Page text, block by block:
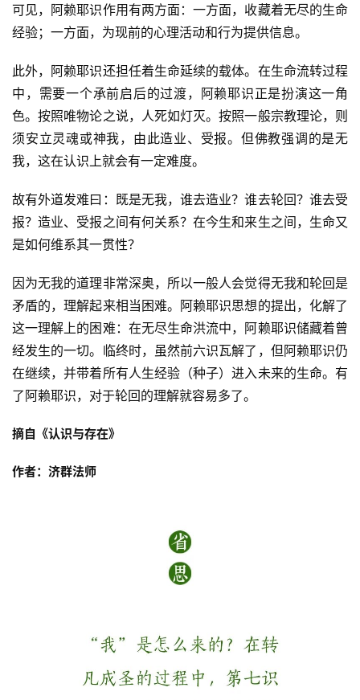
讯
八
僧
音
高
僧
访
谈
心
乐
菩
可见，阿赖耶识作用有两方面：一方面，收藏着无尽的生命
经验；一方面，为现前的心理活动和行为提供信息。
此外，阿赖耶识还担任着生命延续的载体。在生命流转过程
中，需要一个承前启后的过渡，阿赖耶识正是扮演这一角
色。按照唯物论之说，人死如灯灭。按照一般宗教理论，则
须安立灵魂或神我，由此造业、受报。但佛教强调的是无
我，这在认识上就会有一定难度。
故有外道发难曰：既是无我，谁去造业？谁去轮回？谁去受
报？造业、受报之间有何关系？在今生和来生之间，生命又
是如何维系其一贯性？
因为无我的道理非常深奥，所以一般人会觉得无我和轮回是
矛盾的，理解起来相当困难。阿赖耶识思想的提出，化解了
这一理解上的困难：在无尽生命洪流中，阿赖耶识储藏着曾
经发生的一切。临终时，虽然前六识瓦解了，但阿赖耶识仍
在继续，并带着所有人生经验（种子）进入未来的生命。有
了阿赖耶识，对于轮回的理解就容易多了。
摘自《认识与存在》
作者：济群法师